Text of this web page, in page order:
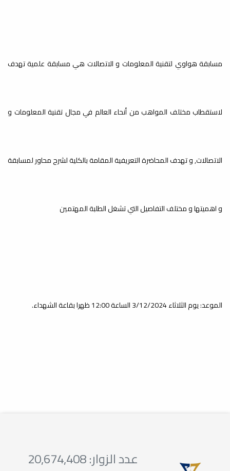
مسابقة هواوي لتقنية المعلومات و الاتصالات هي مسابقة علمية تهدف
لاستقطاب مختلف المواهب من أنحاء العالم في مجال تقنية المعلومات و
الاتصالات, و تهدف المحاضرة التعريفية المقامة بالكلية لشرح محاور لمسابقة
و اهميتها و مختلف التفاصيل التي تشغل الطلبة المهتمين
الموعد: يوم الثلاثاء 3/12/2024 الساعة 12:00 ظهرا بقاعة الشهداء.
عدد الزوار: 20,674,408